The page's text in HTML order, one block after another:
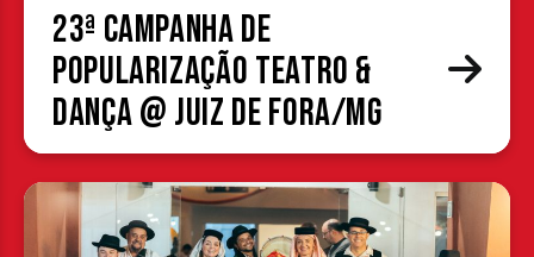
23ª Campanha de
Popularização Teatro &
Dança @ Juiz de Fora/MG